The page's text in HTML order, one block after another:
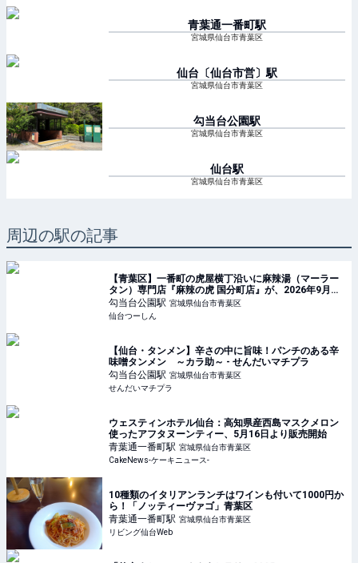
青葉通一番町駅
宮城県仙台市青葉区
仙台〔仙台市営〕 駅
宮城県仙台市青葉区
勾当台公園駅
宮城県仙台市青葉区
仙台駅
宮城県仙台市青葉区
周辺の駅の記事
【青葉区】一番町の虎屋横丁沿いに麻辣湯（マーラー
タン）専門店『麻辣の虎 国分町店』が、2026年9月に
出店か。
勾当台公園駅 宮城県仙台市青葉区
仙台つーしん
【仙台・タンメン】辛さの中に旨味！パンチのある辛
味噌タンメン ～カラ助～ - せんだいマチプラ
勾当台公園駅 宮城県仙台市青葉区
せんだいマチプラ
ウェスティンホテル仙台：高知県産西島マスクメロン
使ったアフタヌーンティー、5月16日より販売開始
青葉通一番町駅 宮城県仙台市青葉区
CakeNews-ケーキニュース-
10種類のイタリアンランチはワインも付いて1000円か
ら！「ノッティーヴァゴ」青葉区
青葉通一番町駅 宮城県仙台市青葉区
リビング仙台Web